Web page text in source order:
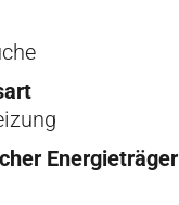
Energieträger